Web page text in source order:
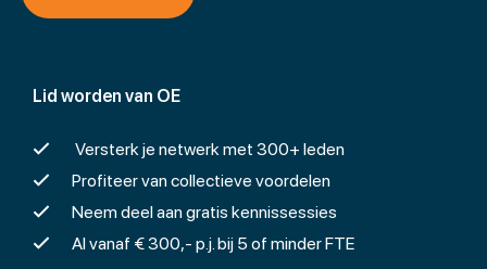
Lid worden van OE
Versterk je netwerk met 300+ leden
Profiteer van collectieve voordelen
Neem deel aan gratis kennissessies
Al vanaf € 300,- p.j. bij 5 of minder FTE